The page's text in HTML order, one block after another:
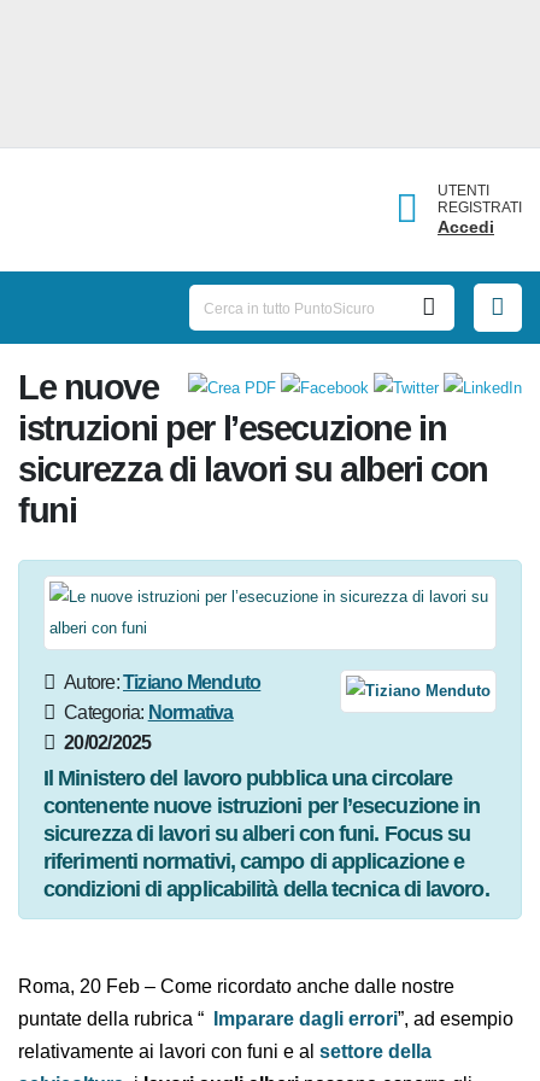
UTENTI
REGISTRATI
Accedi
Le nuove
istruzioni per l’esecuzione in
sicurezza di lavori su alberi con
funi
Autore:Tiziano Menduto
Categoria:Normativa
20/02/2025
Il Ministero del lavoro pubblica una circolare
contenente nuove istruzioni per l’esecuzione in
sicurezza di lavori su alberi con funi. Focus su
riferimenti normativi, campo di applicazione e
condizioni di applicabilità della tecnica di lavoro.
Roma, 20 Feb – Come ricordato anche dalle nostre
puntate della rubrica “Imparare dagli errori”, ad
esempio relativamente ai lavori con funi e alsettore